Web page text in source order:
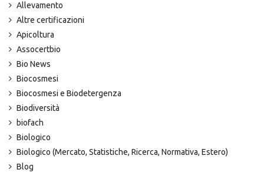
Allevamento
Altre certificazioni
Apicoltura
Assocertbio
Bio News
Biocosmesi
Biocosmesi e Biodetergenza
Biodiversità
biofach
Biologico
Biologico (Mercato, Statistiche, Ricerca, Normativa, Estero)
Blog